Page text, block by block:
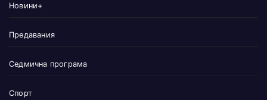
Новини+
Предавания
Седмична програма
Спорт